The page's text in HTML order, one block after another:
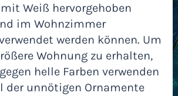
Weiß hervorgehoben
im Wohnzimmer
werden können. Um
Wohnung zu erhalten,
helle Farben verwenden
der unnötigen Ornamente